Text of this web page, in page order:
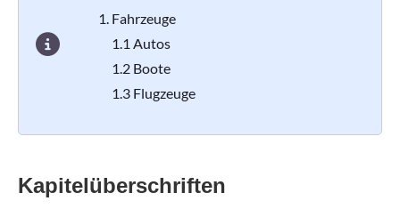
Fahrzeuge
1.1 Autos
1.2 Boote
1.3 Flugzeuge
Kapitelüberschriften